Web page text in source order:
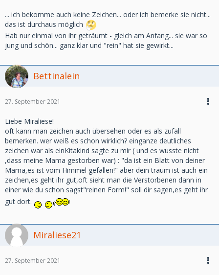
... ich bekomme auch keine Zeichen... oder ich bemerke sie nicht...
das ist durchaus möglich
Hab nur einmal von ihr geträumt - gleich am Anfang... sie war so
jung und schön... ganz klar und "rein" hat sie gewirkt...
Bettinalein
27. September 2021
Liebe Miraliese!
oft kann man zeichen auch übersehen oder es als zufall
bemerken. wer weiß es schon wirklich? einganze deutliches
zeichen war als einKitakind sagte zu mir ( und es wusste nicht
,dass meine Mama gestorben war) : "da ist ein Blatt von deiner
Mama,es ist vom Himmel gefallen!" aber dein traum ist auch ein
zeichen,es geht ihr gut,oft sieht man die Verstorbenen dann in
einer wie du schon sagst"reinen Form!" soll dir sagen,es geht ihr
gut dort.
Miraliese21
27. September 2021